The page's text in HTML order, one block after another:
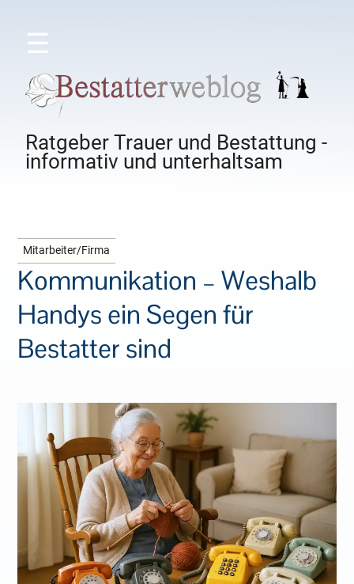
☰
Ratgeber Trauer und Bestattung -
informativ und unterhaltsam
Mitarbeiter/Firma
Kommunikation – Weshalb
Handys ein Segen für
Bestatter sind